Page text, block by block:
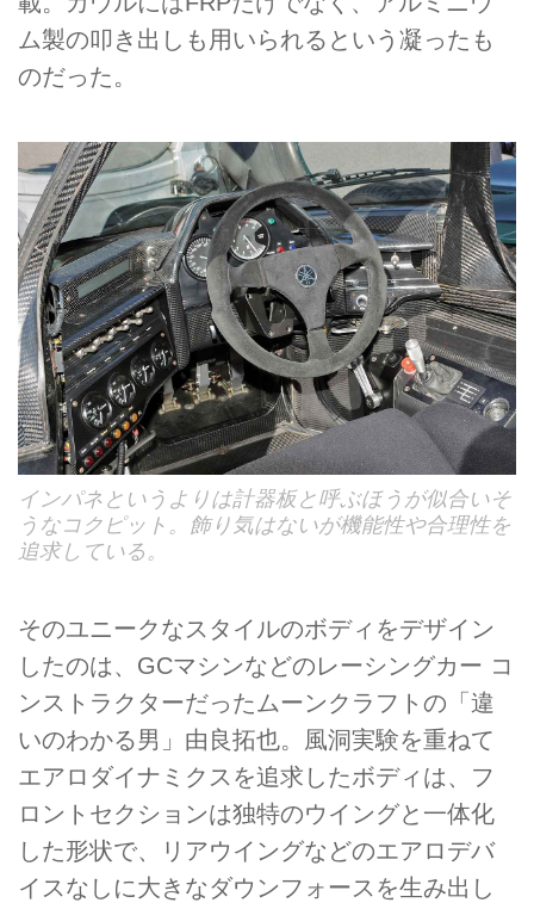
ム製の叩き出しも用いられるという凝ったも
のだった。
インパネというよりは計器板と呼ぶほうが似合いそ
うなコクピット。飾り気はないが機能性や合理性を
追求している。
そのユニークなスタイルのボディをデザイン
したのは、GCマシンなどのレーシングカー コ
ンストラクターだったムーンクラフトの「違
いのわかる男」由良拓也。風洞実験を重ねて
エアロダイナミクスを追求したボディは、フ
ロントセクションは独特のウイングと一体化
した形状で、リアウイングなどのエアロデバ
イスなしに大きなダウンフォースを生み出し